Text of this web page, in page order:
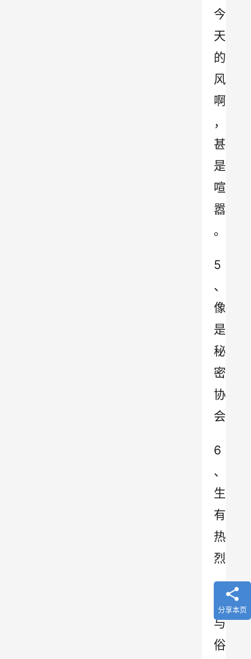
今
天
的
风
啊
，
甚
是
喧
嚣
。
5
、
像
是
秘
密
协
会
6
、
生
有
热
烈
，
与
俗
分享本页